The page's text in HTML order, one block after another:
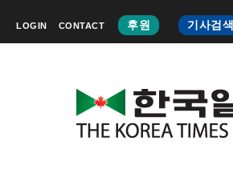
LOGIN CONTACT 후원 기사검색